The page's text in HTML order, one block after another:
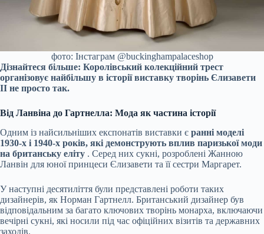
фото: Інстаграм @buckinghampalaceshop
Дізнайтеся більше: Королівський колекційний трест
організовує найбільшу в історії виставку творінь Єлизавети
II не просто так.
Від Ланвіна до Гартнелла: Мода як частина історії
Одним із найсильніших експонатів виставки є ранні моделі
1930-х і 1940-х років, які демонструють вплив паризької моди
на британську еліту . Серед них сукні, розроблені Жанною
Ланвін для юної принцеси Єлизавети та її сестри Маргарет.
У наступні десятиліття були представлені роботи таких
дизайнерів, як Норман Гартнелл. Британський дизайнер був
відповідальним за багато ключових творінь монарха, включаючи
вечірні сукні, які носили під час офіційних візитів та державних
заходів.